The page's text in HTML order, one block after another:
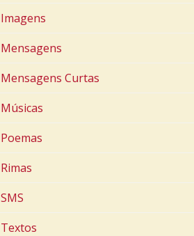
Imagens
Mensagens
Mensagens Curtas
Músicas
Poemas
Rimas
SMS
Textos